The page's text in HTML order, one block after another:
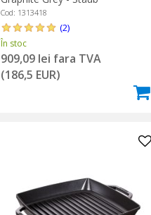
Cod: 1313418
(2)
În stoc
909,09 lei fara TVA
(186,5 EUR)